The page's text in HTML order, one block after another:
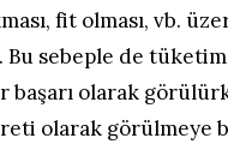
fit olması, vb.
sebeple de tüketim
olarak
olarak görülmeye